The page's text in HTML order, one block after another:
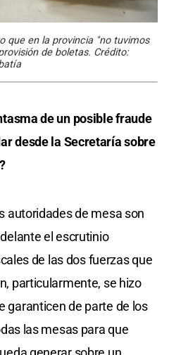
que en la provincia "no tuvimos
de boletas. Crédito:
de un posible fraude
desde la Secretaría sobre
autoridades de mesa son
el escrutinio
de las dos fuerzas que
particularmente, se hizo
garanticen de parte de los
las mesas para que